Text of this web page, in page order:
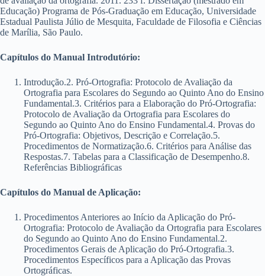
Educação) Programa de Pós-Graduação em Educação, Universidade
Estadual Paulista Júlio de Mesquita, Faculdade de Filosofia e Ciências
de Marília, São Paulo.
Capítulos do Manual Introdutório:
Introdução.2. Pró-Ortografia: Protocolo de Avaliação da
Ortografia para Escolares do Segundo ao Quinto Ano do Ensino
Fundamental.3. Critérios para a Elaboração do Pró-Ortografia:
Protocolo de Avaliação da Ortografia para Escolares do
Segundo ao Quinto Ano do Ensino Fundamental.4. Provas do
Pró-Ortografia: Objetivos, Descrição e Correlação.5.
Procedimentos de Normatização.6. Critérios para Análise das
Respostas.7. Tabelas para a Classificação de Desempenho.8.
Referências Bibliográficas
Capítulos do Manual de Aplicação:
Procedimentos Anteriores ao Início da Aplicação do Pró-
Ortografia: Protocolo de Avaliação da Ortografia para Escolares
do Segundo ao Quinto Ano do Ensino Fundamental.2.
Procedimentos Gerais de Aplicação do Pró-Ortografia.3.
Procedimentos Específicos para a Aplicação das Provas
Ortográficas.